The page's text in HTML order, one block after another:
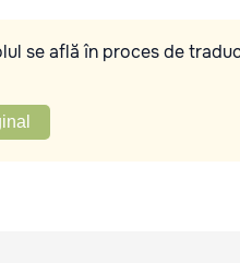
se află în proces de